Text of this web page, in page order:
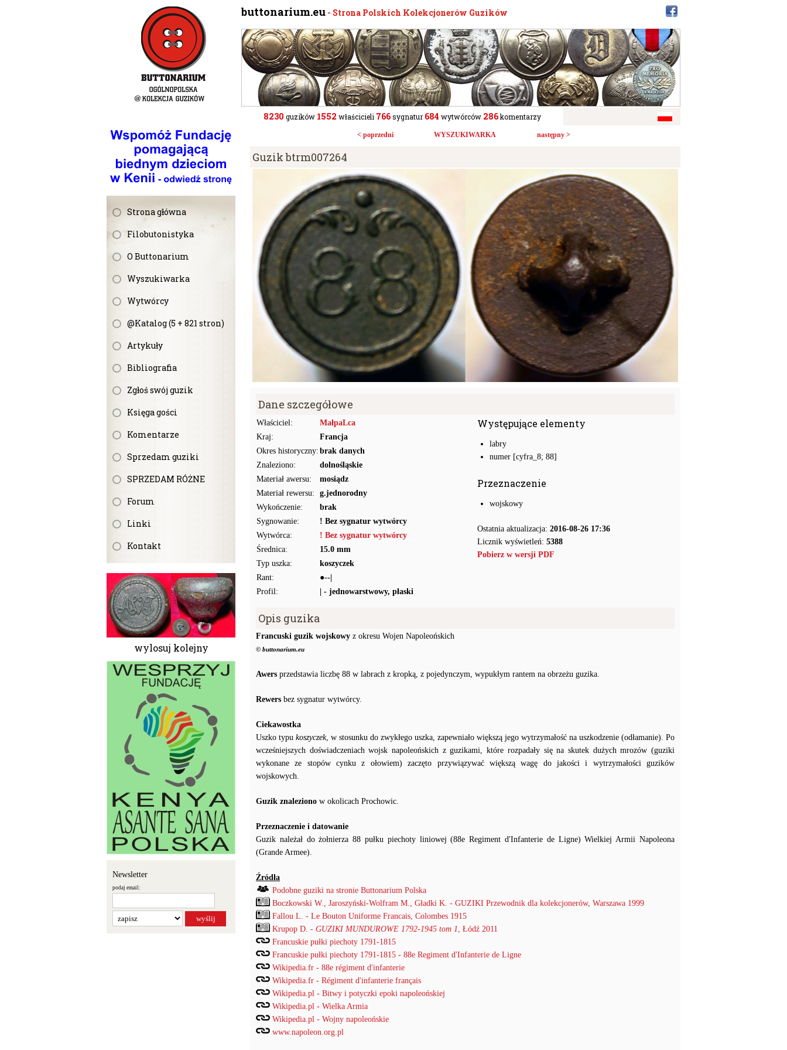
Strona główna
Filobutonistyka
O Buttonarium
Wyszukiwarka
Wytwórcy
@Katalog (5 + 821 stron)
Artykuły
Bibliografia
Zgłoś swój guzik
Księga gości
Komentarze
Sprzedam guziki
SPRZEDAM RÓŻNE
Forum
Linki
Kontakt
wylosuj kolejny
Newsletter
podaj email:
buttonarium.eu - Strona Polskich Kolekcjonerów Guzików
8230 guzików 1552 właścicieli 766sygnatur684 wytwórców 286komentarzy
< poprzedni WYSZUKIWARKA następny >
Guzik btrm007264
Dane szczegółowe
Właściciel:
MałpaLca
Kraj:
Francja
Okres historyczny: brak danych
Znaleziono:
dolnośląskie
Materiał awersu:
mosiądz
Materiał rewersu:
g.jednorodny
Wykończenie:
brak
Sygnowanie:
! Bez sygnatur wytwórcy
Wytwórca:
! Bez sygnatur wytwórcy
Średnica:
15.0 mm
Typ uszka:
koszyczek
Rant:
●--|
Profil:
| - jednowarstwowy, płaski
Występujące elementy
labry
numer [cyfra_8; 88]
Przeznaczenie
wojskowy
Ostatnia aktualizacja: 2016-08-26 17:36
Licznik wyświetleń: 5388
Pobierz w wersji PDF
Opis guzika
Francuski guzik wojskowy z okresu Wojen Napoleońskich
© buttonarium.eu
Awers przedstawia liczbę 88 w labrach z kropką, z pojedynczym, wypukłym rantem na obrzeżu guzika.
Rewers bez sygnatur wytwórcy.
Ciekawostka
Uszko typu koszyczek, w stosunku do zwykłego uszka, zapewniało większą jego wytrzymałość na uszkodzenie (odłamanie). Po
wcześniejszych doświadczeniach wojsk napoleońskich z guzikami, które rozpadały się na skutek dużych mrozów (guziki
wykonane ze stopów cynku z ołowiem) zaczęto przywiązywać większą wagę do jakości i wytrzymałości guzików
wojskowych.
Guzik znaleziono w okolicach Prochowic.
Przeznaczenie i datowanie
Guzik należał do żołnierza 88 pułku piechoty liniowej (88e Regiment d'Infanterie de Ligne) Wielkiej Armii Napoleona
(Grande Armee).
Źródła
Podobne guziki na stronie Buttonarium Polska
Boczkowski W., Jaroszyński-Wolfram M., Gładki K. - GUZIKI Przewodnik dla kolekcjonerów, Warszawa 1999
Fallou L. - Le Bouton Uniforme Francais, Colombes 1915
Krupop D. - GUZIKI MUNDUROWE 1792-1945 tom 1, Łódź 2011
Francuskie pułki piechoty 1791-1815
Francuskie pułki piechoty 1791-1815 - 88e Regiment d'Infanterie de Ligne
Wikipedia.fr - 88e régiment d'infanterie
Wikipedia.fr - Régiment d'infanterie français
Wikipedia.pl - Bitwy i potyczki epoki napoleońskiej
Wikipedia.pl - Wielka Armia
Wikipedia.pl - Wojny napoleońskie
www.napoleon.org.pl